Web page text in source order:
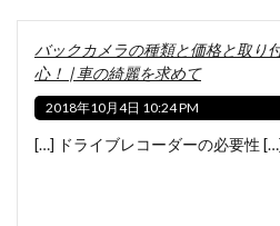
バックカメラの種類と価格と取り
心！ | 車の綺麗を求めて
2018年10月4日 10:24 PM
[…] ドライブレコーダーの必要性